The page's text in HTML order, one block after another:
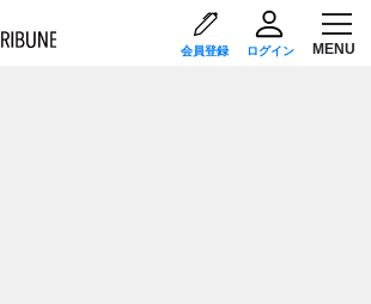
会員登録 ログイン